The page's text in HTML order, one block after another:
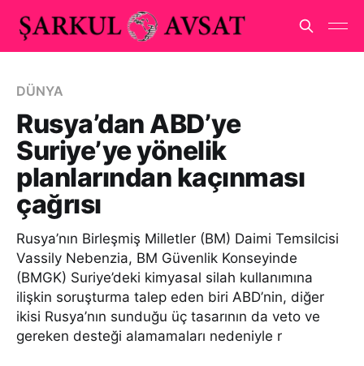
DÜNYA
Rusya’dan ABD’ye
Suriye’ye yönelik
planlarından kaçınması
çağrısı
Rusya’nın Birleşmiş Milletler (BM) Daimi Temsilcisi
Vassily Nebenzia, BM Güvenlik Konseyinde
(BMGK) Suriye’deki kimyasal silah kullanımına
ilişkin soruşturma talep eden biri ABD’nin, diğer
ikisi Rusya’nın sunduğu üç tasarının da veto ve
gereken desteği alamamaları nedeniyle r